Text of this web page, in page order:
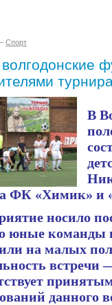
Спорт
В
ФК «Химик» и
носило
юные команды
на малых
встречи
данного